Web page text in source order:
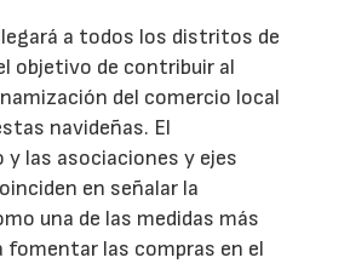
a todos los distritos de
objetivo de contribuir al
del comercio local
navideñas. El
las asociaciones y ejes
en señalar la
una de las medidas más
fomentar las compras en el